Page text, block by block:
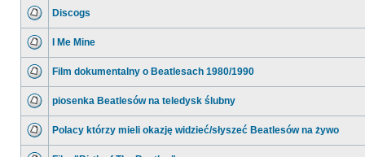
Discogs
I Me Mine
Film dokumentalny o Beatlesach 1980/1990
piosenka Beatlesów na teledysk ślubny
Polacy którzy mieli okazję widzieć/słyszeć Beatlesów na żywo